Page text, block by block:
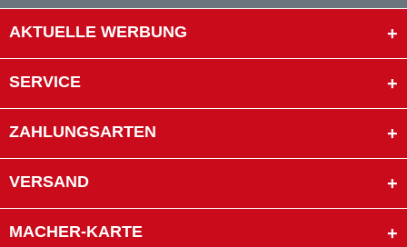
AKTUELLE WERBUNG
SERVICE
ZAHLUNGSARTEN
VERSAND
MACHER-KARTE